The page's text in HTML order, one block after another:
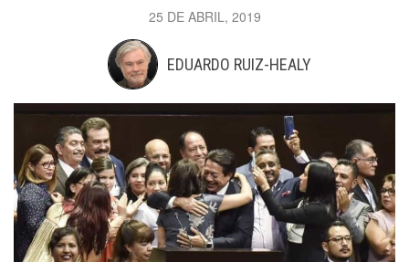
25 DE ABRIL, 2019
EDUARDO RUIZ-HEALY